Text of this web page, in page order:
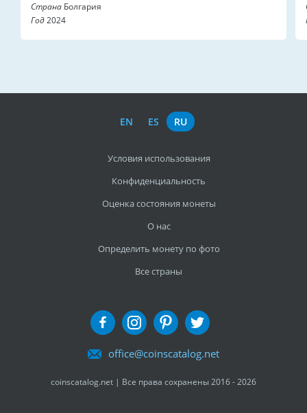
Страна Болгария
Год2024
EN ES RU
Условия использования
Конфиденциальность
Оценка состояния монеты
О нас
Определить монету по фото
Все страны
office@coinscatalog.net
coinscatalog.net | Все права сохранены 2016 - 2026